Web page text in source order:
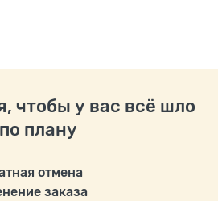
чтобы у вас всё шло
по плану
отмена
заказа